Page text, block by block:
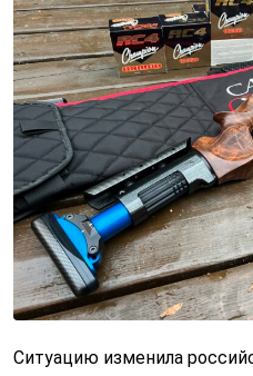
Ситуацию изменила